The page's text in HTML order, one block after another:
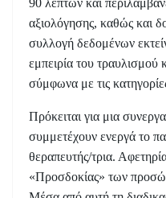
90 λεπτών και
αξιολόγησης, καθώς και
συλλογή δεδομένων
εμπειρία του τραυλισμού
σύμφωνα με τις
Πρόκειται για μια
συμμετέχουν ενεργά το
θεραπευτής/τρια.
«Προσδοκίας» των